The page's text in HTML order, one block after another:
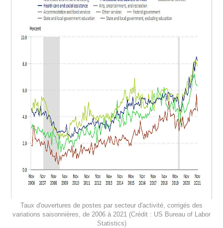
Taux d'ouvertures de postes par secteur d'activité, corrigés des
variations saisonnières, de 2006 à 2021 (Crédit : US Bureau of Labor
Statistics)